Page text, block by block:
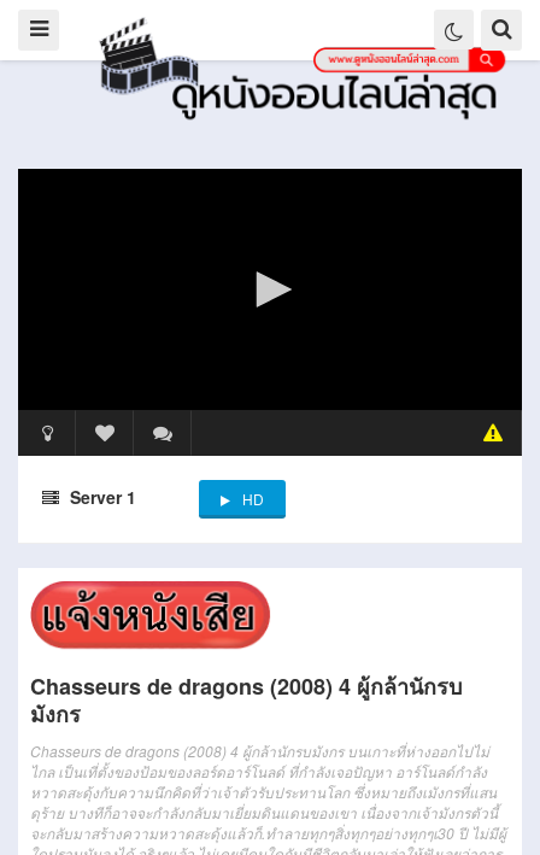
Server 1 HD
Chasseurs de dragons (2008) 4 ผู้กล้านักรบ
มังกร
Chasseurs de dragons (2008) 4 ผู้กล้านักรบมังกร บนเกาะที่ห่างออกไปไม่
ไกล เป็นเที่ตั้งของป้อมของลอร์ดอาร์โนลด์ที่กำลังเจอปัญหา อาร์โนลด์กำลัง
หวาดสะดุ้งกับความนึกคิดที่ว่าเจ้าตัวรับประทานโลก ซึ่งหมายถึงเมังกรที่แสน
ดุร้าย บางทีก็อาจจะกำลังกลับมาเยี่ยมดินแดนของเขา เนื่องจากเจ้ามังกรตัวนี้
จะกลับมาสร้างความหวาดสะดุ้งแล้วก็. ทำลายทุกๆสิ่งทุกๆอย่างทุกๆเ30 ปี ไม่มีผู้